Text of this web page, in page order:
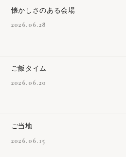
懐かしさのある会場
2026.06.28
ご飯タイム
2026.06.20
ご当地
2026.06.15